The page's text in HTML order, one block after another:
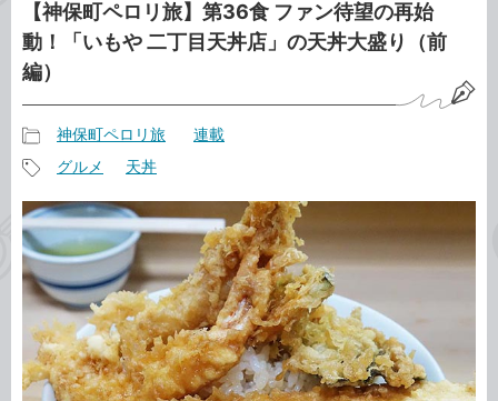
【神保町ペロリ旅】第36食 ファン待望の再始
動！「いもや 二丁目天丼店」の天丼大盛り（前
編）
事
カ
テ
ゴ
リ
神保町ペロリ旅 連載
事
タ
グ
グルメ 天丼